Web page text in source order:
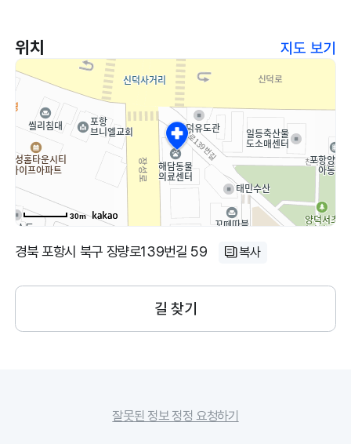
위치 지도 보기
30m
경북 포항시 북구 장량로139번길 59 복사
길 찾기
잘못된 정보 정정 요청하기